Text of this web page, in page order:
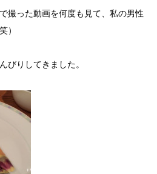
撮った動画を何度も見て、私の男性
）
びりしてきました。